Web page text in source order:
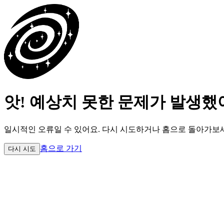
앗! 예상치 못한 문제가 발생했
일시적인 오류일 수 있어요. 다시 시도하거나 홈으로 돌아가보
다시 시도 홈으로 가기